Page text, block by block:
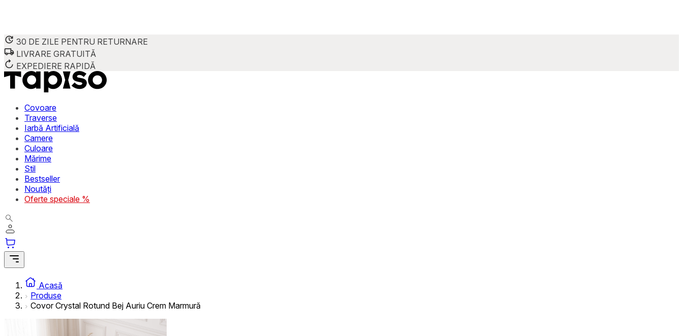
30 DE ZILE PENTRU RETURNARE
LIVRARE GRATUITĂ
EXPEDIERE RAPIDĂ
Covoare
Traverse
Iarbă Artificială
Camere
Culoare
Mărime
Stil
Bestseller
Noutăți
Oferte speciale %
Acasă
Produse
Covor Crystal Rotund Bej Auriu Crem Marmură